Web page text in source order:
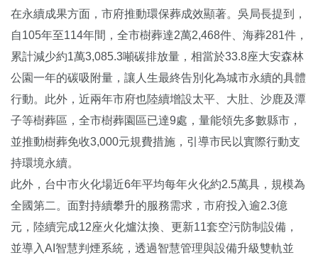
在永續成果方面，市府推動環保葬成效顯著。吳局長提到，
自105年至114年間，全市樹葬達2萬2,468件、海葬281件，
累計減少約1萬3,085.3噸碳排放量，相當於33.8座大安森林
公園一年的碳吸附量，讓人生最終告別化為城市永續的具體
行動。此外，近兩年市府也陸續增設太平、大肚、沙鹿及潭
子等樹葬區，全市樹葬園區已達9處，量能領先多數縣市，
並推動樹葬免收3,000元規費措施，引導市民以實際行動支
持環境永續。
此外，台中市火化場近6年平均每年火化約2.5萬具，規模為
全國第二。面對持續攀升的服務需求，市府投入逾2.3億
元，陸續完成12座火化爐汰換、更新11套空污防制設備，
並導入AI智慧判煙系統，透過智慧管理與設備升級雙軌並